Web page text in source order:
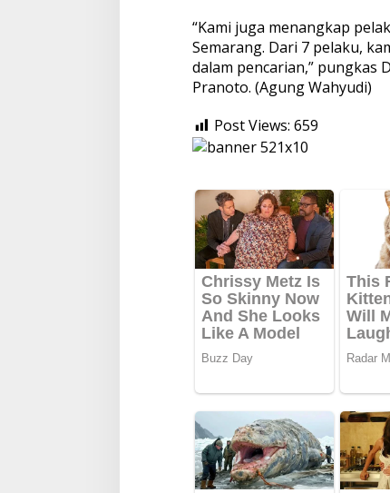
“Kami juga menangkap
Semarang. Dari 7 pelaku,
dalam pencarian,” pungkas
Pranoto. (Agung Wahyudi)
Post Views: 659